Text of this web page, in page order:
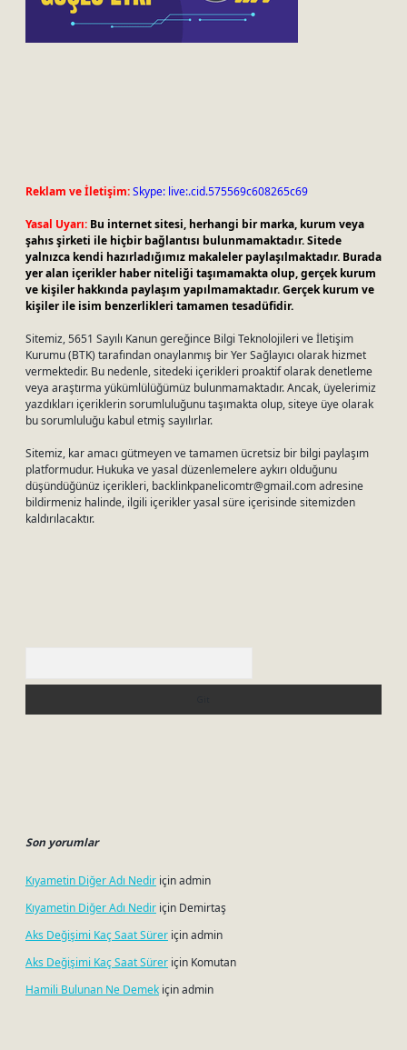
Reklam ve İletişim:Skype: live:.cid.575569c608265c69
Yasal Uyarı: Bu internet sitesi, herhangi bir marka, kurum veya
şahıs şirketi ile hiçbir bağlantısı bulunmamaktadır. Sitede
yalnızca kendi hazırladığımız makaleler paylaşılmaktadır. Burada
yer alan içerikler haber niteliği taşımamakta olup, gerçek kurum
ve kişiler hakkında paylaşım yapılmamaktadır. Gerçek kurum ve
kişiler ile isim benzerlikleri tamamen tesadüfidir.
Sitemiz, 5651 Sayılı Kanun gereğince Bilgi Teknolojileri ve İletişim
Kurumu (BTK) tarafından onaylanmış bir Yer Sağlayıcı olarak hizmet
vermektedir. Bu nedenle, sitedeki içerikleri proaktif olarak denetleme
veya araştırma yükümlülüğümüz bulunmamaktadır. Ancak, üyelerimiz
yazdıkları içeriklerin sorumluluğunu taşımakta olup, siteye üye olarak
bu sorumluluğu kabul etmiş sayılırlar.
Sitemiz, kar amacı gütmeyen ve tamamen ücretsiz bir bilgi paylaşım
platformudur. Hukuka ve yasal düzenlemelere aykırı olduğunu
düşündüğünüz içerikleri, backlinkpanelicomtr@gmail.comadresine
bildirmeniz halinde, ilgili içerikler yasal süre içerisinde sitemizden
kaldırılacaktır.
Son yorumlar
Kıyametin Diğer Adı Nedir içinadmin
Kıyametin Diğer Adı Nedir için Demirtaş
Aks Değişimi Kaç Saat Sürer içinadmin
Aks Değişimi Kaç Saat Sürer için Komutan
Hamili Bulunan Ne Demek içinadmin